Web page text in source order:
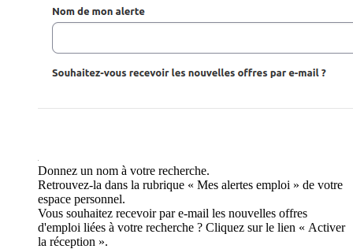
Donnez un nom à votre recherche.
Retrouvez-la dans la rubrique « Mes alertes emploi » de votre
espace personnel.
Vous souhaitez recevoir par e-mail les nouvelles offres
d'emploi liées à votre recherche ? Cliquez sur le lien « Activer
la réception ».